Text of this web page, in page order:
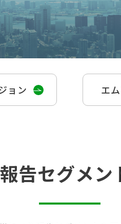
ョン エ
告セグメン